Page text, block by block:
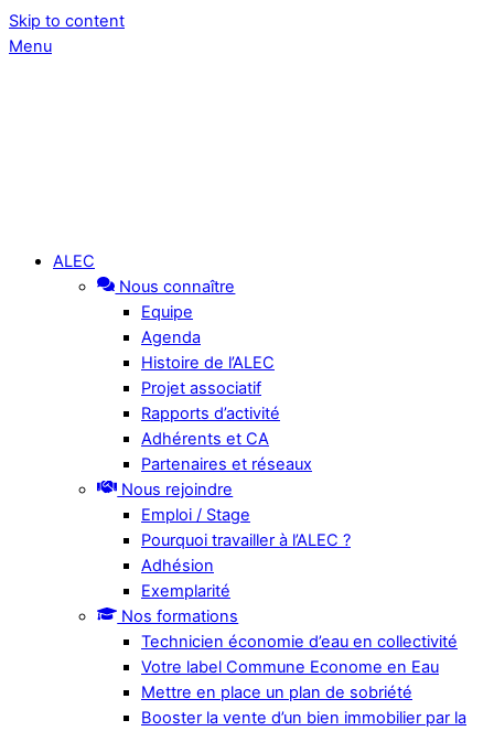
Skip to content
Menu
ALEC
Nous connaître
Equipe
Agenda
Histoire de l’ALEC
Projet associatif
Rapports d’activité
Adhérents et CA
Partenaires et réseaux
Nous rejoindre
Emploi / Stage
Pourquoi travailler à l’ALEC ?
Adhésion
Exemplarité
Nos formations
Technicien économie d’eau en collectivité
Votre label Commune Econome en Eau
Mettre en place un plan de sobriété
Booster la vente d’un bien immobilier par la